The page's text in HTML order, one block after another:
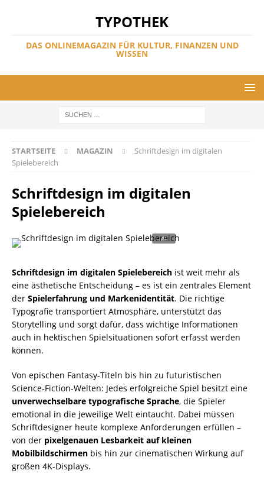
TYPOTHEK
DAS ONLINEMAGAZIN FÜR KULTUR, FINANZEN UND
WISSEN
STARTSEITE MAGAZIN
Schriftdesign im digitalen
Spielebereich
Schriftdesign im digitalen
Spielebereich
Schriftdesign im digitalen Spielebereich ist weit mehr als
eine ästhetische Entscheidung – es ist ein zentrales Element
der Spielerfahrung und Markenidentität. Die richtige
Typografie transportiert Atmosphäre, unterstützt das
Storytelling und sorgt dafür, dass wichtige Informationen
auch in hektischen Spielsituationen sofort erfasst werden
können.
Von epischen Fantasy-Titeln bis hin zu futuristischen
Science-Fiction-Welten: Jedes erfolgreiche Spiel besitzt eine
unverwechselbare typografische Sprache, die Spieler
emotional in die jeweilige Welt eintaucht. Dabei müssen
Schriftdesigner heute komplexe Anforderungen erfüllen –
von der pixelgenauen Lesbarkeit auf kleinen
Mobilbildschirmen bis hin zur cinematischen Wirkung auf
großen 4K-Displays.